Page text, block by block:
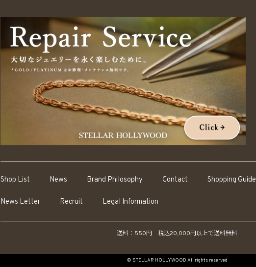
Shop List News Brand Philosophy Contact Shopping Guide
News Letter Recruit Legal Information
送料：550円 税込20,000円以上で送料無料
© STELLAR HOLLYWOOD All rights reserved